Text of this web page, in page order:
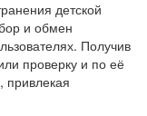
детской
и обмен
Получив
проверку и по её
привлекая